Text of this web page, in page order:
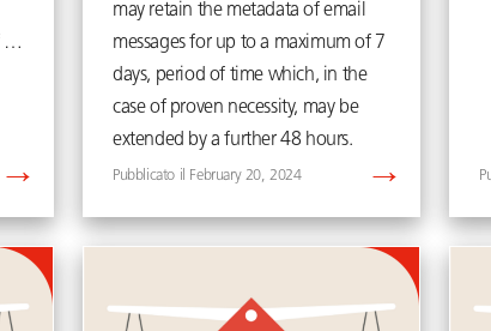
…
may retain the metadata of email
messages for up to a maximum of 7
days, period of time which, in the
case of proven necessity, may be
extended by a further 48 hours.
February 20, 2024